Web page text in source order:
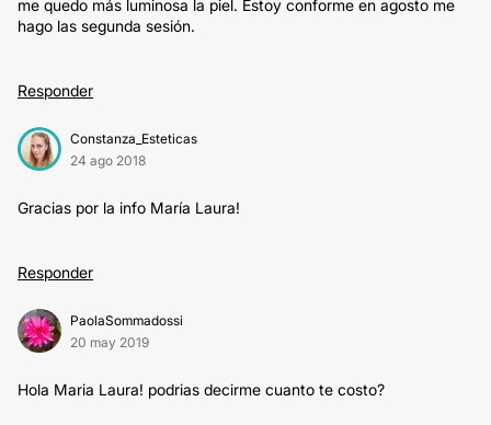
me quedo más luminosa la piel. Estoy conforme en agosto me
hago las segunda sesión.
Responder
Constanza_Esteticas
24 ago 2018
Gracias por la info María Laura!
Responder
PaolaSommadossi
20 may 2019
Hola Maria Laura! podrias decirme cuanto te costo?